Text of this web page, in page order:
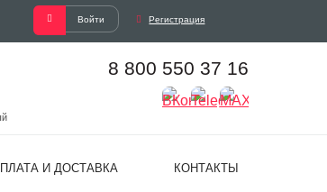
Войти Регистрация
8 800 550 37 16
И ДОСТАВКА КОНТАКТЫ